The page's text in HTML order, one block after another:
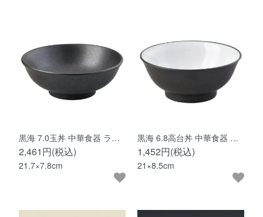
黒海 7.0玉丼 中華食器 ラ…
2,461円(税込)
21.7×7.8cm
黒海 6.8高台丼 中華食器 …
1,452円(税込)
21×8.5cm